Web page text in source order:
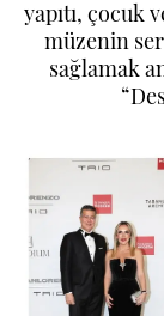
yapıtı, çocuk
müzenin
sağlamak